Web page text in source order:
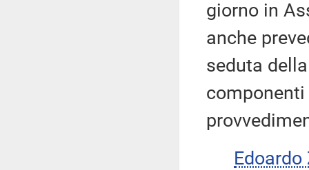
giorno in
anche
seduta
Edoardo